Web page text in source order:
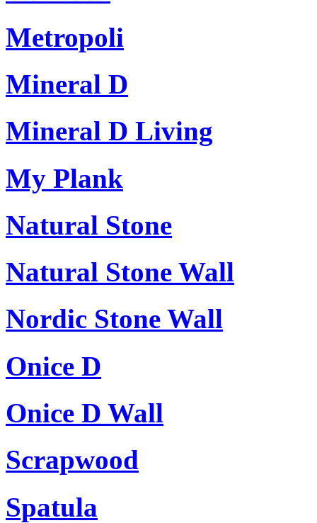
Metropoli
Mineral D
Mineral D Living
My Plank
Natural Stone
Natural Stone Wall
Nordic Stone Wall
Onice D
Onice D Wall
Scrapwood
Spatula